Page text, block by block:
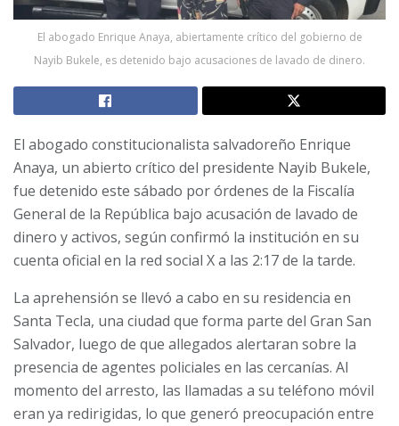
El abogado Enrique Anaya, abiertamente crítico del gobierno de
Nayib Bukele, es detenido bajo acusaciones de lavado de dinero.
El abogado constitucionalista salvadoreño Enrique
Anaya, un abierto crítico del presidente Nayib Bukele,
fue detenido este sábado por órdenes de la Fiscalía
General de la República bajo acusación de lavado de
dinero y activos, según confirmó la institución en su
cuenta oficial en la red social X a las 2:17 de la tarde.
La aprehensión se llevó a cabo en su residencia en
Santa Tecla, una ciudad que forma parte del Gran San
Salvador, luego de que allegados alertaran sobre la
presencia de agentes policiales en las cercanías. Al
momento del arresto, las llamadas a su teléfono móvil
eran ya redirigidas, lo que generó preocupación entre